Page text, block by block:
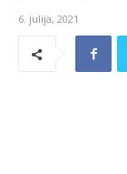
6. julija, 2021